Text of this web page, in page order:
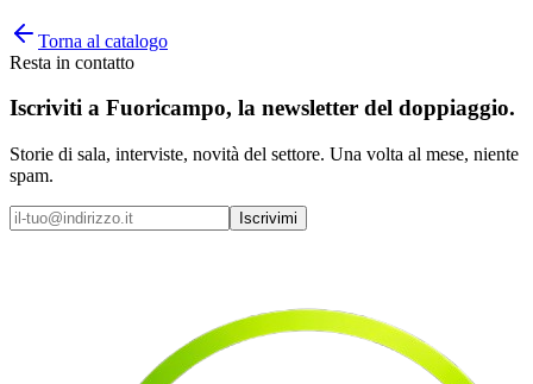
Torna al catalogo
Resta in contatto
Iscriviti a Fuoricampo, la newsletter del doppiaggio.
Storie di sala, interviste, novità del settore. Una volta al mese, niente
spam.
Iscrivimi